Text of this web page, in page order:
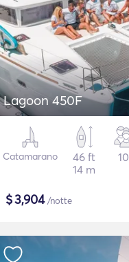
Lagoon 450F
Catamarano
46 ft
14 m
10
$3,904/notte